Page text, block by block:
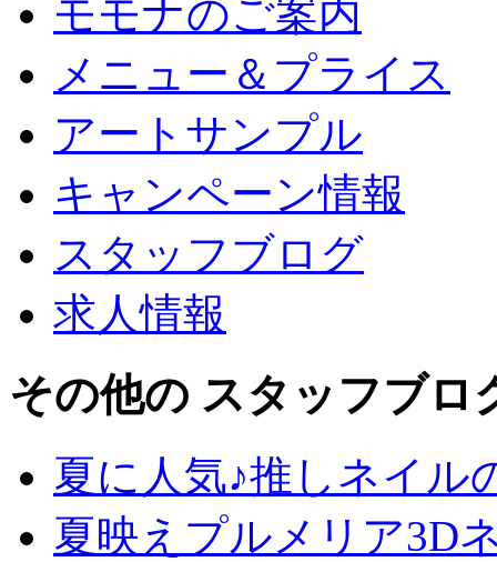
モモナのご案内
メニュー＆プライス
アートサンプル
キャンペーン情報
スタッフブログ
求人情報
その他の スタッフブロ
夏に人気♪推しネイル
夏映えプルメリア3D